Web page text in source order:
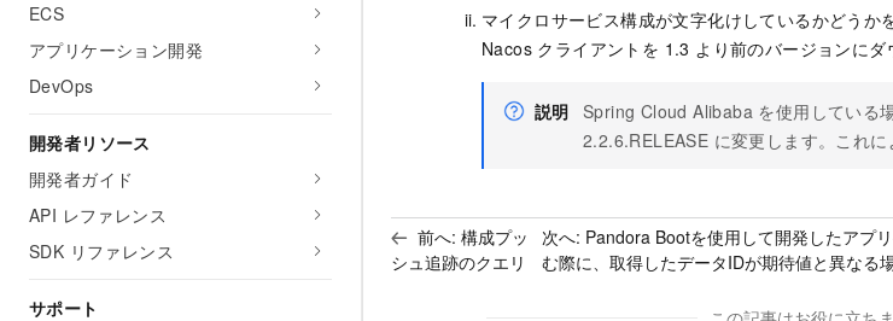
ECS
アプリケーション開発
DevOps
開発者リソース
開発者ガイド
API レファレンス
SDK リファレンス
サポート
マイクロサービス構成が文字化けしているかどうか
Nacos クライアントを 1.3 より前のバージョンにダ
説明 Spring Cloud Alibaba を使用している
2.2.6.RELEASE に変更します。これに
前へ: 構成プッ
シュ追跡のクエリ
次へ: Pandora Bootを使用して開発したアプ
む際に、取得したデータIDが期待値と異なる